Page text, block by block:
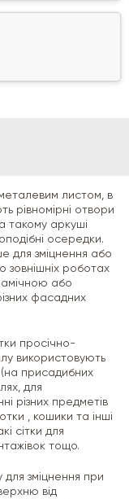
листом, в
рівномірні отвори
такому аркуші
осередки.
для зміцнення або
зовнішніх роботах
або
фасадних
просічно-
використовують
(на присадибних
для
різних предметів
, кошики та інші
сітки для
тощо.
зміцнення при
від